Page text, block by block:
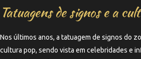
Tatuagens de signos e a
Nos últimos anos, a tatuagem de signos do
cultura pop, sendo vista em celebridades e